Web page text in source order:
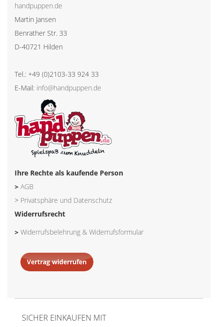
handpuppen.de
Martin Jansen
Benrather Str. 33
D-40721 Hilden
Tel.: +49 (0)2103-33 924 33
E-Mail: info@handpuppen.de
Ihre Rechte als kaufende Person
> AGB
> Privatsphäre und Datenschutz
Widerrufsrecht
> Widerrufsbelehrung & Widerrufsformular
SICHER EINKAUFEN MIT